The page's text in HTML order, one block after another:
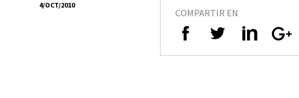
4/OCT/2010
COMPARTIR EN